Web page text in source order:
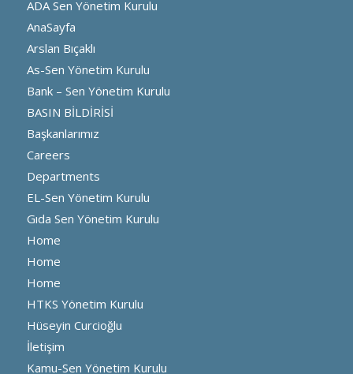
ADA Sen Yönetim Kurulu
AnaSayfa
Arslan Bıçaklı
As-Sen Yönetim Kurulu
Bank – Sen Yönetim Kurulu
BASIN BİLDİRİSİ
Başkanlarımız
Careers
Departments
EL-Sen Yönetim Kurulu
Gıda Sen Yönetim Kurulu
Home
Home
Home
HTKS Yönetim Kurulu
Hüseyin Curcioğlu
İletişim
Kamu-Sen Yönetim Kurulu